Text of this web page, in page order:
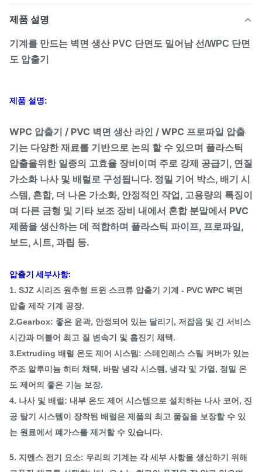
제품 설명
기계를 만드는 벽면 생산 PVC 단면도 밀어남 선/WPC 단면
도 압출기
제품 설명:
WPC 압출기 / PVC 벽면 생산 라인 / WPC 프로파일 압출
기는 다양한 재료를 기반으로 논의 할 수 있으며 플라스틱
압출을위한 일종의 고효율 장비이며 주로 강제 공급기, 연질
가소화 나사 및 배럴로 구성됩니다. 정밀 기어 박스, 배기 시
스템, 혼합, 더 나은 가소화, 안정적인 작업, 고용량의 특징이
며 다른 금형 및 기타 보조 장비 내에서 혼합 분말에서 PVC
제품을 생산하는 데 적합하며 플라스틱 파이프, 프로파일,
보드, 시트, 과립 등.
압출기 세부사항:
1. SJZ 시리즈 원추형 트윈 스크류 압출기 기계 - PVC WPC 벽면
압출 제작 기계 공장.
2.Gearbox: 좋은 윤곽, 안정되어 있는 달리기, 저잡음 및 긴 서비스
시간과 더불어 최고 질 변속기 및 흡진기 채택.
3.Extruding 배럴 온도 제어 시스템: 스테인레스 스틸 커버가 있는
주조 알루미늄 히터 채택, 바람 냉각 시스템, 냉각 및 가열, 정밀 온
도 제어의 좋은 기능 보장.
4. 나사 및 배럴: 내부 온도 제어 시스템으로 설치하는 나사 코어, 진
공 탈기 시스템이 장착된 배럴은 제품의 최고 품질을 보장할 수 있
는 원료에서 폐가스를 제거할 수 있습니다.
5. 지멘스 전기 요소: 우리의 기계는 각 세부 사항을 생산하기 위해